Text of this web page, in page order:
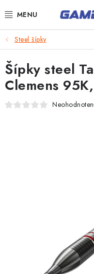
na
Šípky
Biliard
Poker
Stolný futbal
Steel šípky
Šípky steel
Clemens